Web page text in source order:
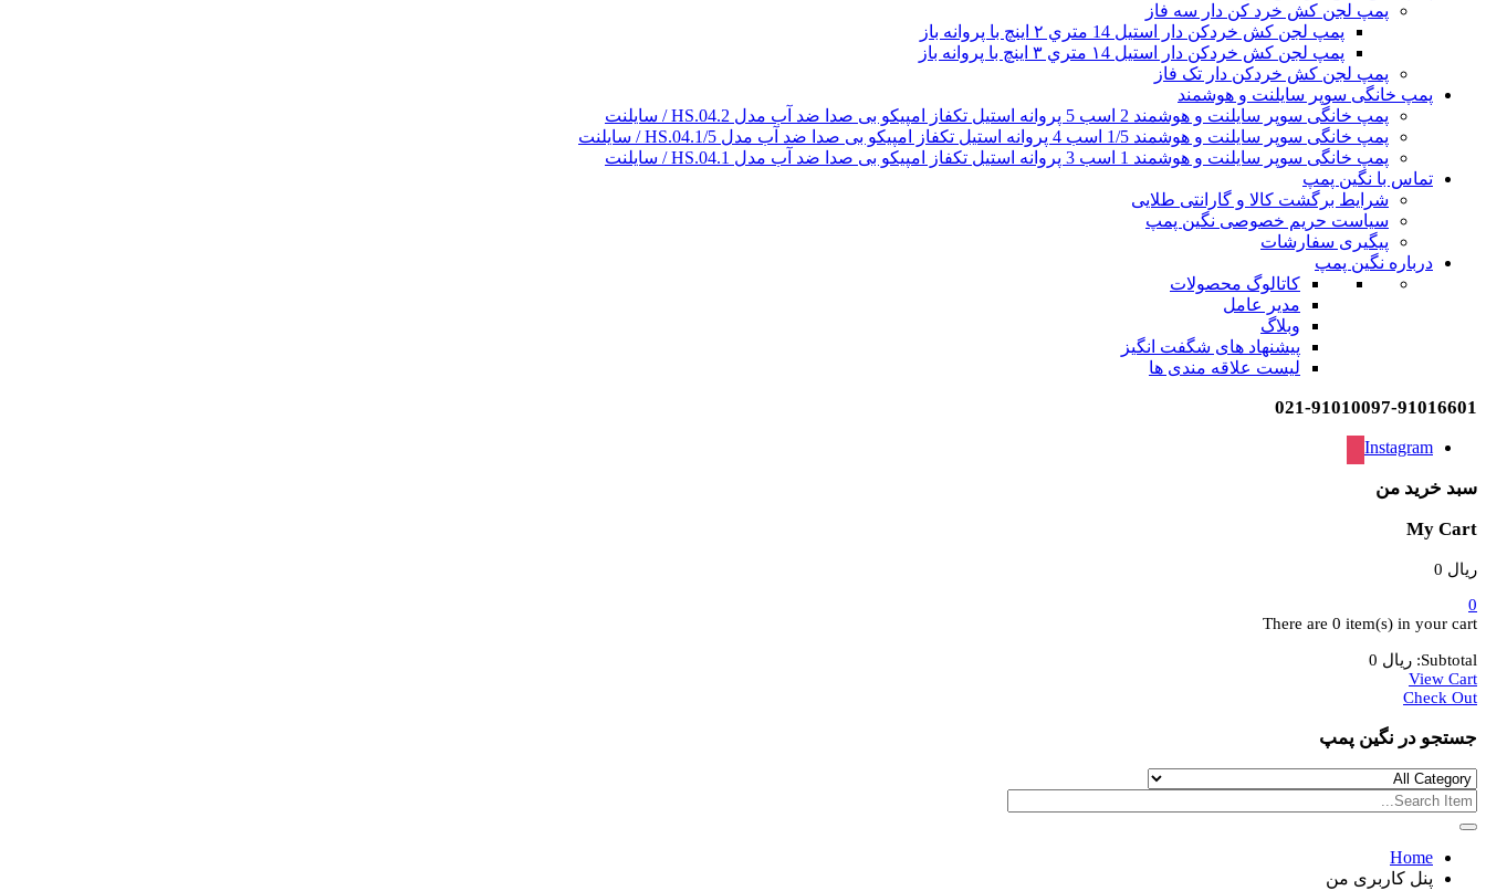
پمپ لجن کش خرد کن دار سه فاز
پمپ لجن کش خردکن دار استیل 14 متري ۲ اینچ با پروانه باز
پمپ لجن کش خردکن دار استیل ۱4 متري ۳ اینچ با پروانه باز
پمپ لجن کش خردکن دار تک فاز
پمپ خانگی سوپر سایلنت و هوشمند
پمپ خانگی سوپر سایلنت و هوشمند 2 اسب 5 پروانه استیل تکفاز امپیکو بی صدا ضد آب مدل HS.04.2 / سایلنت
پمپ خانگی سوپر سایلنت و هوشمند 1/5 اسب 4 پروانه استیل تکفاز امپیکو بی صدا ضد آب مدل HS.04.1/5 / سایلنت
پمپ خانگی سوپر سایلنت و هوشمند 1 اسب 3 پروانه استیل تکفاز امپیکو بی صدا ضد آب مدل HS.04.1 / سایلنت
تماس با نگین پمپ
شرایط برگشت کالا و گارانتی طلایی
سیاست حریم خصوصی نگین پمپ
پیگیری سفارشات
درباره نگین پمپ
کاتالوگ محصولات
مدیر عامل
وبلاگ
پیشنهاد های شگفت انگیز
لیست علاقه مندی ها
021-91010097-91016601
Instagram
سبد خرید من
My Cart
ریال
0
There are 0 item(s) in your cart
Subtotal: ریال
View Cart
Check Out
جستجو در نگین پمپ
Home
پنل کاربری من